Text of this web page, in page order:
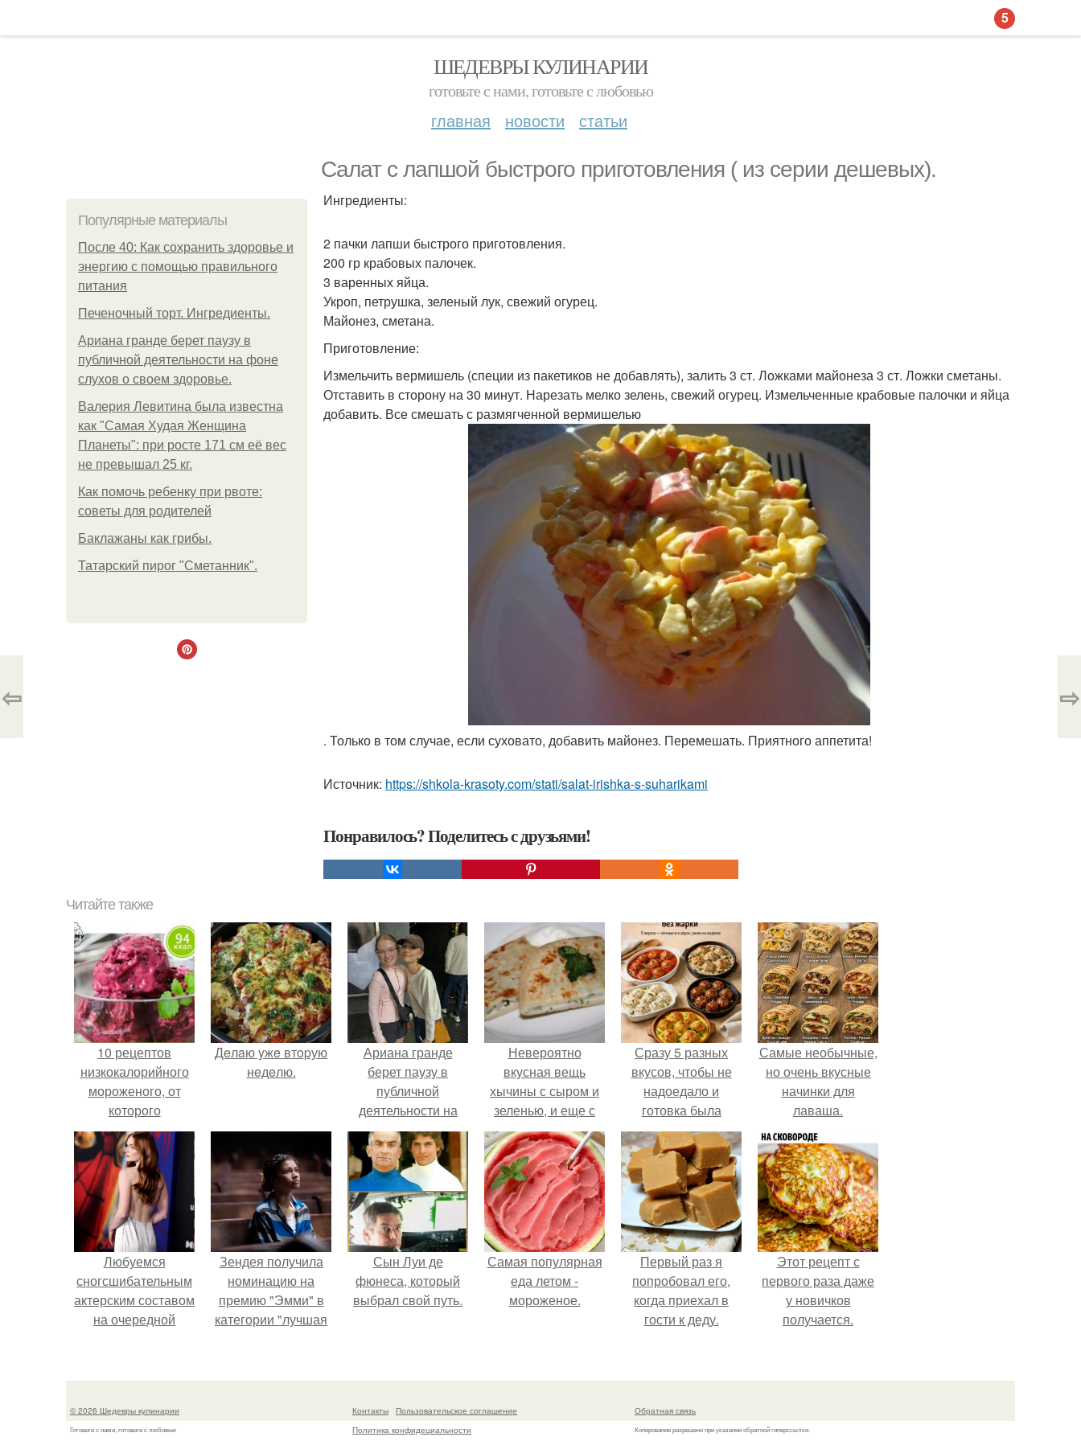
ШЕДЕВРЫ КУЛИНАРИИ
готовьте с нами, готовьте с любовью
главная новости статьи
Салат с лапшой быстрого приготовления ( из серии дешевых).
Популярные материалы
После 40: Как сохранить здоровье и
энергию с помощью правильного
питания
Печеночный торт. Ингредиенты.
Ариана гранде берет паузу в
публичной деятельности на фоне
слухов о своем здоровье.
Валерия Левитина была известна
как "Самая Худая Женщина
Планеты": при росте 171 см её вес
не превышал 25 кг.
Как помочь ребенку при рвоте:
советы для родителей
Баклажаны как грибы.
Татарский пирог "Сметанник".
Ингредиенты:
2 пачки лапши быстрого приготовления.
200 гр крабовых палочек.
3 варенных яйца.
Укроп, петрушка, зеленый лук, свежий огурец.
Майонез, сметана.
Приготовление:
Измельчить вермишель (специи из пакетиков не добавлять), залить 3 ст. Ложками майонеза 3 ст. Ложки сметаны.
Отставить в сторону на 30 минут. Нарезать мелко зелень, свежий огурец. Измельченные крабовые палочки и яйца
добавить. Все смешать с размягченной вермишелью
. Только в том случае, если суховато, добавить майонез. Перемешать. Приятного аппетита!
Источник: https://shkola-krasoty.com/stati/salat-irishka-s-suharikami
Понравилось? Поделитесь с друзьями!
⇦ ⇨
Читайте также
10 рецептов
низкокалорийного
мороженого, от
которого
невозможно
оторваться.
Дeлaю yжe втopую
нeдeлю.
Ариана гранде
берет паузу в
публичной
деятельности на
фоне слухов о
своем здоровье.
Невероятно
вкусная вещь
хычины с сыром и
зеленью, и еще с
картошкой и
зеленью.
Сразу 5 разных
вкусов, чтобы не
надоедало и
готовка была
проще.
Самые необычные,
но очень вкусные
начинки для
лаваша.
Любуемся
сногсшибательным
актерским составом
на очередной
Зендея получила
номинацию на
премию "Эмми" в
категории "лучшая
сериале" за третий
Сын Луи де
фюнеса, который
выбрал свой путь.
Самая популярная
еда летом -
мороженое.
Первый раз я
попробовал его,
когда приехал в
гости к деду.
Этот рецепт с
первого раза даже
у новичков
получается.
© 2026 Шедевры кулинарии
Готовьте с нами, готовьте с любовью
Контакты
Пользовательское соглашение
Политика конфидециальности
Обратная связь
Копирование разрешено при указании обратной гиперссылки.
5